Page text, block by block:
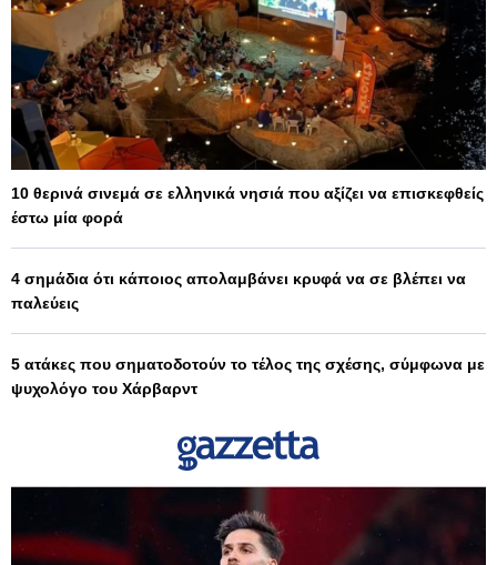
10 θερινά σινεμά σε ελληνικά νησιά που αξίζει να επισκεφθείς
έστω μία φορά
4 σημάδια ότι κάποιος απολαμβάνει κρυφά να σε βλέπει να
παλεύεις
5 ατάκες που σηματοδοτούν το τέλος της σχέσης, σύμφωνα με
ψυχολόγο του Χάρβαρντ